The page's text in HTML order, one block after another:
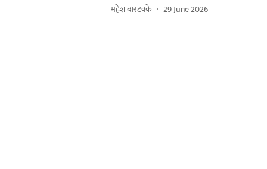
महेश बारटक्के 29 June 2026